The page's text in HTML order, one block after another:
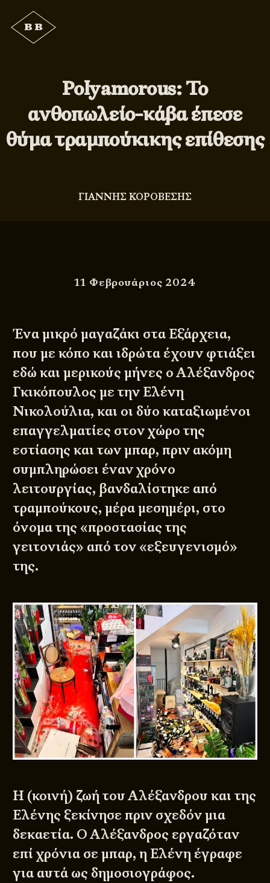
Polyamorous: Το
ανθοπωλείο-κάβα έπεσε
θύμα τραμπούκικης επίθεσης
ΓΙΑΝΝΗΣ ΚΟΡΟΒΕΣΗΣ
11 Φεβρουάριος 2024
Ένα μικρό μαγαζάκι στα Εξάρχεια,
που με κόπο και ιδρώτα έχουν φτιάξει
εδώ και μερικούς μήνες ο Αλέξανδρος
Γκικόπουλος με την Ελένη
Νικολούλια, και οι δύο καταξιωμένοι
επαγγελματίες στον χώρο της
εστίασης και των μπαρ, πριν ακόμη
συμπληρώσει έναν χρόνο
λειτουργίας, βανδαλίστηκε από
τραμπούκους, μέρα μεσημέρι, στο
όνομα της «προστασίας της
γειτονιάς» από τον «εξευγενισμό»
της.
Η (κοινή) ζωή του Αλέξανδρου και της
Ελένης ξεκίνησε πριν σχεδόν μια
δεκαετία. Ο Αλέξανδρος εργαζόταν
επί χρόνια σε μπαρ, η Ελένη έγραφε
για αυτά ως δημοσιογράφος.